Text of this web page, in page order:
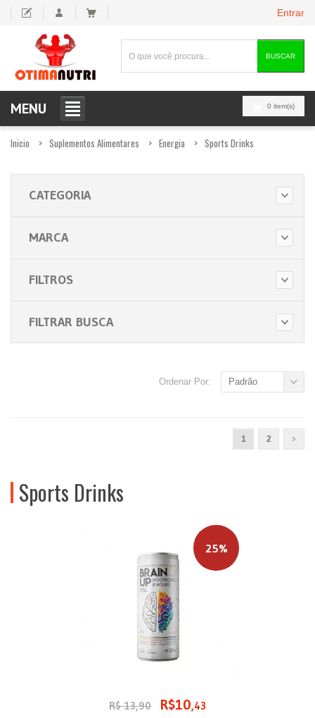
Entrar
BUSCAR
0 item(s)
MENU
Inicio Suplementos Alimentares Energia Sports Drinks
CATEGORIA
MARCA
FILTROS
FILTRAR BUSCA
Ordenar Por: Padrão
1 2
Sports Drinks
25%
R$ 13,90 R$10,43